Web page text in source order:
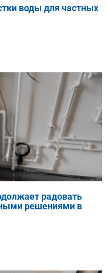
воды для частных
радовать
решениями в